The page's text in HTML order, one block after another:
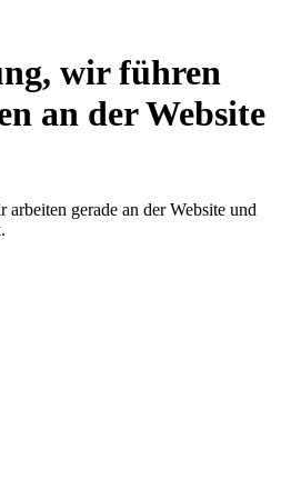
wir führen
an der Website
gerade an der Website und